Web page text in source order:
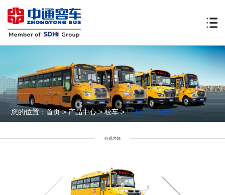
您的位置：首页>产品中心>校车>LCK6691D6XE
外观内饰